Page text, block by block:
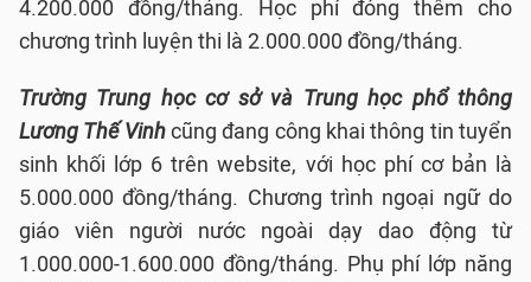
4.200.000 đồng/tháng. Học phí đóng thêm cho
chương trình luyện thi là 2.000.000 đồng/tháng.
Trường Trung học cơ sở và Trung học phổ thông
Lương Thế Vinhcũng đang công khai thông tin tuyển
sinh khối lớp 6 trên website, với học phí cơ bản là
5.000.000 đồng/tháng. Chương trình ngoại ngữ do
giáo viên người nước ngoài dạy dao động từ
1.000.000-1.600.000 đồng/tháng. Phụ phí lớp năng